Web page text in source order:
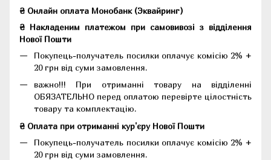
₴ Онлайн оплата Монобанк (Эквайринг)
₴ Накладеним платежом при самовивозі з відділення
Нової Пошти
Покупець-получатель посилки оплачує комісію 2% +
20 грн від суми замовлення.
важно!!! При отриманні товару на відділенні
ОБЯЗАТЕЛЬНО перед оплатою перевірте цілостність
товару та комплектацію.
₴ Оплата при отриманні кур'єру Нової Пошти
Покупець-получатель посилки оплачує комісію 2% +
20 грн від суми замовлення.